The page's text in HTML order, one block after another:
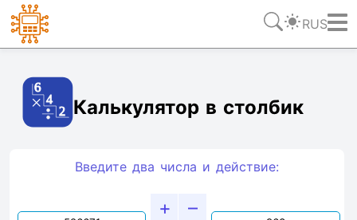
RUS
Калькулятор в столбик
Введите два числа и действие:
+
–